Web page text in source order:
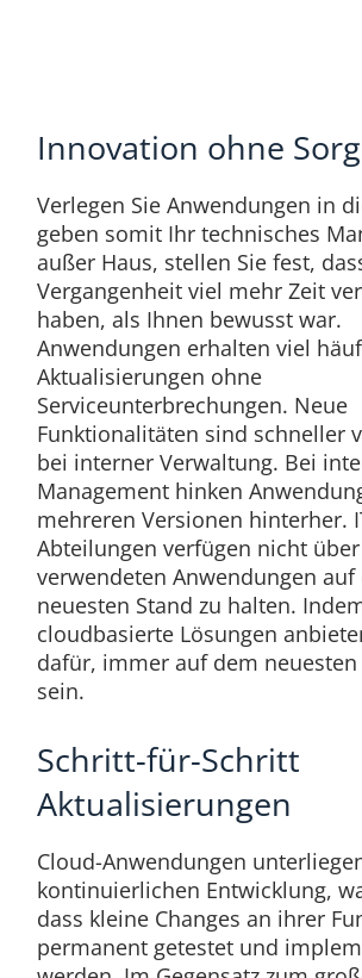
Innovation ohne
Verlegen Sie Anwendungen in
geben somit Ihr technisches
außer Haus, stellen Sie fest,
Vergangenheit viel mehr Zeit
haben, als Ihnen bewusst war.
Anwendungen erhalten viel
Aktualisierungen ohne
Serviceunterbrechungen. Neue
Funktionalitäten sind schneller
bei interner Verwaltung. Bei
Management hinken
mehreren Versionen hinterher.
Abteilungen verfügen nicht
verwendeten Anwendungen auf
neuesten Stand zu halten.
cloudbasierte Lösungen
dafür, immer auf dem neuesten
sein.
Schritt-für-Schritt
Aktualisierungen
Cloud-Anwendungen
kontinuierlichen Entwicklung,
dass kleine Changes an ihrer
permanent getestet und